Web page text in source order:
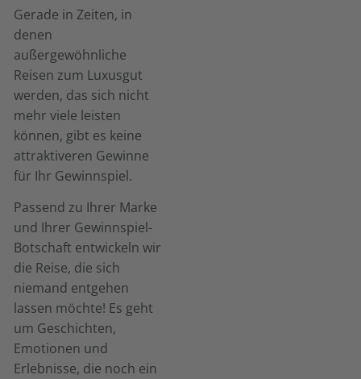
Gerade in Zeiten, in
denen
außergewöhnliche
Reisen zum Luxusgut
werden, das sich nicht
mehr viele leisten
können, gibt es keine
attraktiveren Gewinne
für Ihr Gewinnspiel.
Passend zu Ihrer Marke
und Ihrer Gewinnspiel-
Botschaft entwickeln wir
die Reise, die sich
niemand entgehen
lassen möchte! Es geht
um Geschichten,
Emotionen und
Erlebnisse, die noch ein